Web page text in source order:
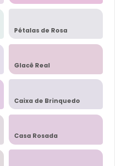
Pétalas de Rosa
Glacê Real
Caixa de Brinquedo
Casa Rosada